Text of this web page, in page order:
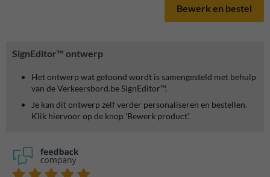
SignEditor™ ontwerp
Het ontwerp wat getoond wordt is samengesteld met behulp
van de Verkeersbord.be SignEditor™.
Je kan dit ontwerp zelf verder personaliseren en bestellen.
Klik hiervoor op de knop 'Bewerk product'.
Bewerk en bestel